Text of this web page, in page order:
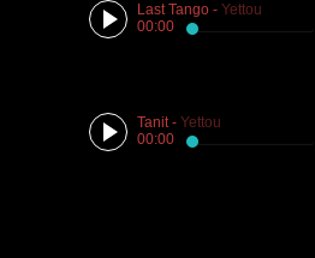
Last Tango - Yettou
00:00
Tanit- Yettou
00:00